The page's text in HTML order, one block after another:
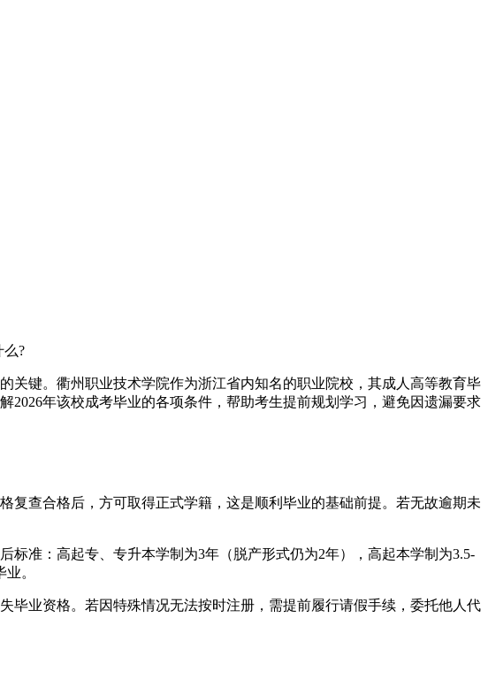
关键。衢州职业技术学院作为浙江省内知名的职业院校，其成人高等教育毕
年该校成考毕业的各项条件，帮助考生提前规划学习，避免因遗漏要求
查合格后，方可取得正式学籍，这是顺利毕业的基础前提。若无故逾期未
标准：高起专、专升本学制为3年（脱产形式仍为2年），高起本学制为3.5-
。
毕业资格。若因特殊情况无法按时注册，需提前履行请假手续，委托他人代